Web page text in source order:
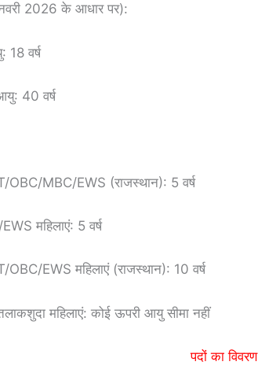
2026 के आधार पर):
वर्ष
40 वर्ष
OBC/MBC/EWS (राजस्थान): 5 वर्ष
EWS महिलाएं: 5 वर्ष
OBC/EWS महिलाएं (राजस्थान): 10 वर्ष
महिलाएं: कोई ऊपरी आयु सीमा नहीं
पदों का विवरण